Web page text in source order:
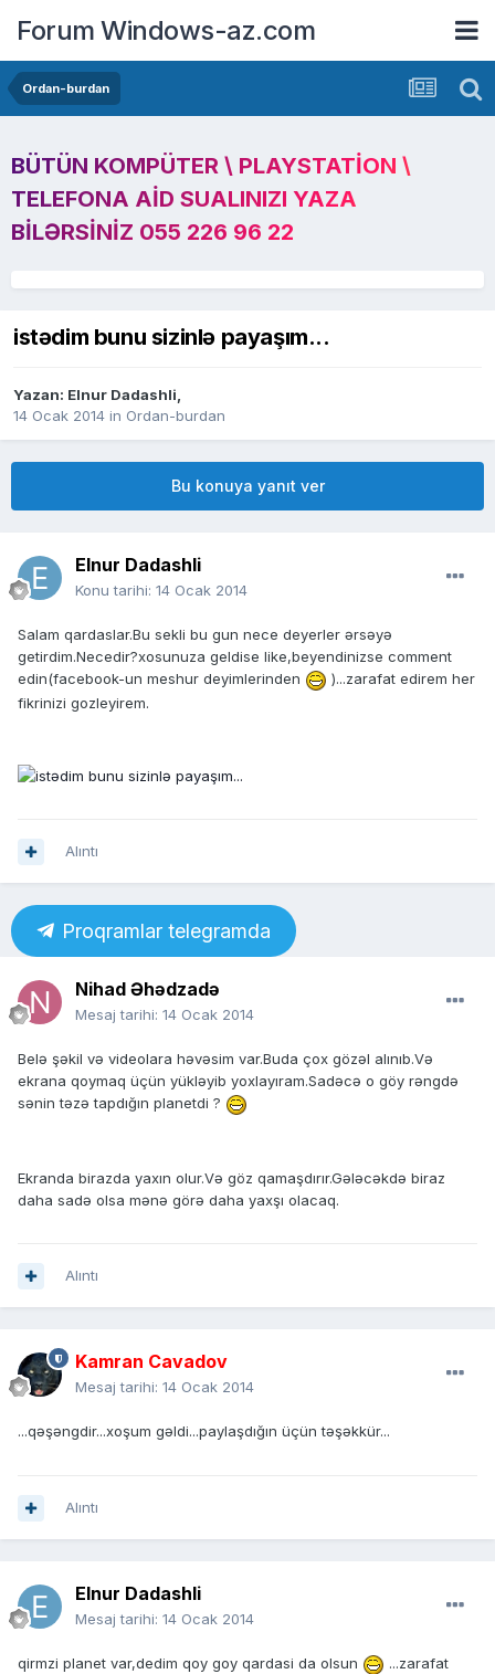
Forum Windows-az.com
Ordan-burdan
BÜTÜN KOMPÜTER \ PLAYSTATION \
TELEFONA AID SUALINIZI YAZA
BILƏRSINIZ 055 226 96 22
istədim bunu sizinlə payaşım...
Yazan: Elnur Dadashli,
14 Ocak 2014 in Ordan-burdan
Bu konuya yanıt ver
Elnur Dadashli
Konu tarihi: 14 Ocak 2014
Salam qardaslar.Bu sekli bu gun nece deyerler ərsəyə
getirdim.Necedir?xosunuza geldise like,beyendinizse comment
edin(facebook-un meshur deyimlerinden
)...zarafat edirem her
fikrinizi gozleyirem.
Alıntı
Proqramlar telegramda
Nihad Əhədzadə
Mesaj tarihi: 14 Ocak 2014
Belə şəkil və videolara həvəsim var.Buda çox gözəl alınıb.Və
ekrana qoymaq üçün yükləyib yoxlayıram.Sadəcə o göy rəngdə
sənin təzə tapdığın planetdi ?
Ekranda birazda yaxın olur.Və göz qamaşdırır.Gələcəkdə biraz
daha sadə olsa mənə görə daha yaxşı olacaq.
Alıntı
Kamran Cavadov
Mesaj tarihi: 14 Ocak 2014
...qəşəngdir...xoşum gəldi...paylaşdığın üçün təşəkkür...
Alıntı
Elnur Dadashli
Mesaj tarihi: 14 Ocak 2014
qirmzi planet var,dedim qoy goy qardasi da olsun
...zarafat